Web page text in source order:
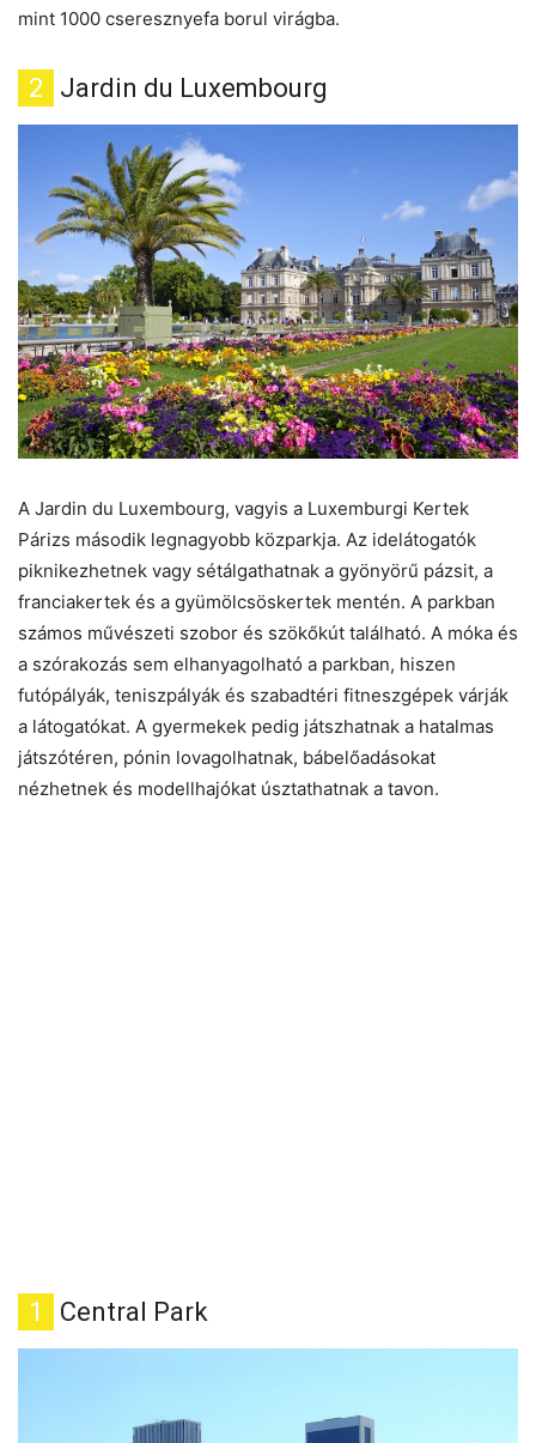
mint 1000 cseresznyefa borul virágba.
2 Jardin du Luxembourg
A Jardin du Luxembourg, vagyis a Luxemburgi Kertek
Párizs második legnagyobb közparkja. Az idelátogatók
piknikezhetnek vagy sétálgathatnak a gyönyörű pázsit, a
franciakertek és a gyümölcsöskertek mentén. A parkban
számos művészeti szobor és szökőkút található. A móka és
a szórakozás sem elhanyagolható a parkban, hiszen
futópályák, teniszpályák és szabadtéri fitneszgépek várják
a látogatókat. A gyermekek pedig játszhatnak a hatalmas
játszótéren, pónin lovagolhatnak, bábelőadásokat
nézhetnek és modellhajókat úsztathatnak a tavon.
1 Central Park